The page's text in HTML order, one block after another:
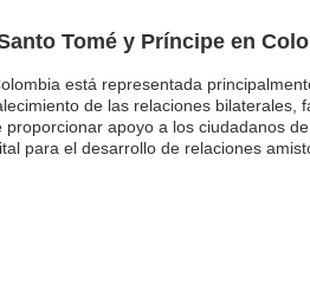
Tomé y Príncipe en
está representada
de las relaciones
apoyo a los ciudadanos
para el desarrollo de relaciones